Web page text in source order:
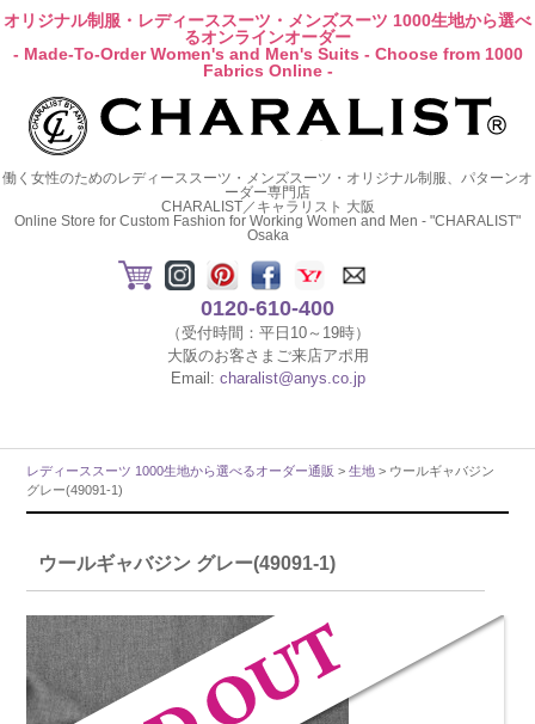
オリジナル制服・レディーススーツ・メンズスーツ 1000生地から選べ
るオンラインオーダー
- Made-To-Order Women's and Men's Suits - Choose from 1000
Fabrics Online -
働く女性のためのレディーススーツ・メンズスーツ・オリジナル制服、パターンオ
ーダー専門店
CHARALIST／キャラリスト 大阪
Online Store for Custom Fashion for Working Women and Men - "CHARALIST"
Osaka
0120-610-400
（受付時間：平日10～19時）
大阪のお客さまご来店アポ用
Email: charalist@anys.co.jp
レディーススーツ 1000生地から選べるオーダー通販 >生地 > ウールギャバジン
グレー(49091-1)
ウールギャバジン グレー(49091-1)